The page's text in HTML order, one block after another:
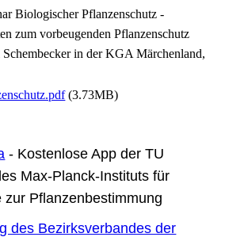
Biologischer Pflanzenschutz -
zum vorbeugenden Pflanzenschutz
in der KGA Märchenland,
(3.73MB)
- Kostenlose App der TU
Max-Planck-Instituts für
zur Pflanzenbestimmung
des Bezirksverbandes der